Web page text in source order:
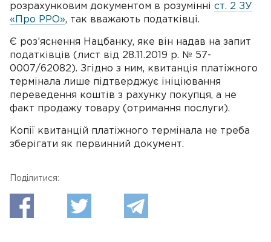
розрахунковим документом в розумінні ст. 2 ЗУ
«Про РРО», так вважають податківці.
Є роз’яснення Нацбанку, яке він надав на запит
податківців (лист від 28.11.2019 р. № 57-
0007/62082). Згідно з ним, квитанція платіжного
термінала лише підтверджує ініціювання
переведення коштів з рахунку покупця, а не
факт продажу товару (отримання послуги).
Копії квитанцій платіжного термінала не треба
зберігати як первинний документ.
Поділитися: